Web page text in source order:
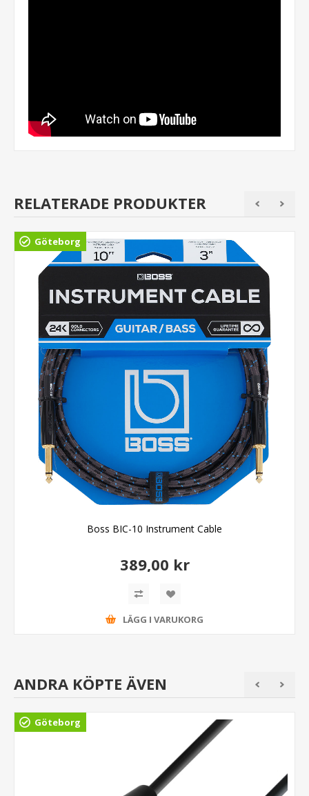
RELATERADE PRODUKTER
Göteborg
Boss BIC-10 Instrument Cable
389,00 kr
LÄGG I VARUKORG
ANDRA KÖPTE ÄVEN
Göteborg